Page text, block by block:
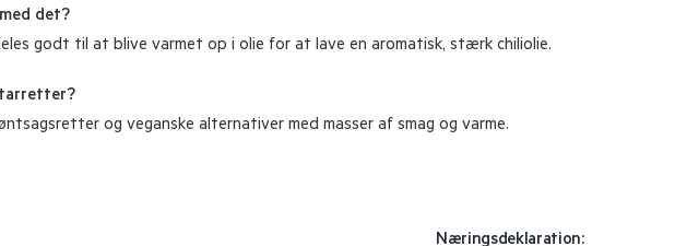
det?
godt til at blive varmet op i olie for at lave en aromatisk, stærk chiliolie.
og veganske alternativer med masser af smag og varme.
Næringsdeklaration: